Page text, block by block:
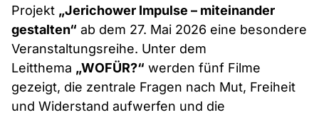
Projekt „Jerichower Impulse – miteinander
gestalten“ ab dem 27. Mai 2026 eine besondere
Veranstaltungsreihe. Unter dem
Leitthema „WOFÜR?“ werden fünf Filme
gezeigt, die zentrale Fragen nach Mut, Freiheit
und Widerstand aufwerfen und die